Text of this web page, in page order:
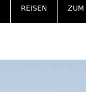
REISEN ZUM